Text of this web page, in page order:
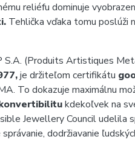
reliéfu dominuje
Tehlička vďaka tomu poslúži
(Produits Artistiques
je držiteľom certifikátu
To dokazuje maximálnu
kdekoľvek na
Jewellery Council udelila
dodržiavanie